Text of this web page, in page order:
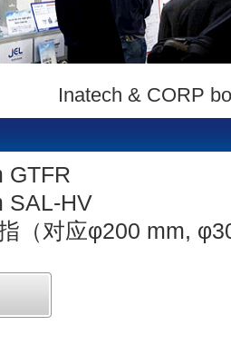
Inatech & CORP
GTFR
SAL-HV
（对应φ200 mm,